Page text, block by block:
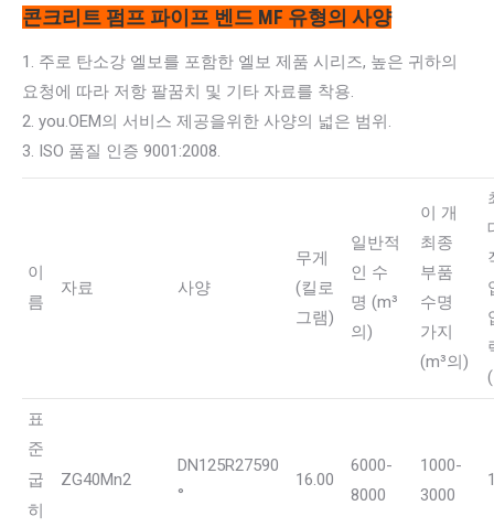
콘크리트 펌프 파이프 벤드 MF 유형의 사양
1. 주로 탄소강 엘보를 포함한 엘보 제품 시리즈, 높은 귀하의
요청에 따라 저항 팔꿈치 및 기타 자료를 착용.
2. you.OEM의 서비스 제공을위한 사양의 넓은 범위.
3. ISO 품질 인증 9001:2008.
이
름
자료 사양
무게
(킬로
그램)
일반적
인 수
명 (m³
의)
이 개
최종
부품
수명
가지
(m³의)
표
준
굽
히
ZG40Mn2
DN125R27590
°
16.00
6000-
8000
1000-
3000